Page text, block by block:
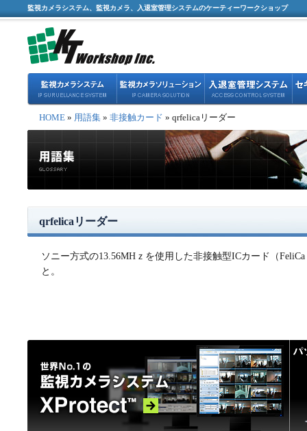
監視カメラシステム、監視カメラ、入退室管理システムのケーティーワークショップ
HOME » 用語集 » 非接触カード » qrfelicaリーダー
qrfelicaリーダー
ソニー方式の13.56MHｚを使用した非接触型ICカード（
と。